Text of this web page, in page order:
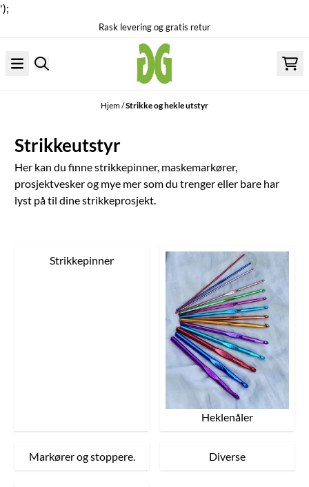
');
Rask levering og gratis retur
Hjem/Strikke og hekle utstyr
Strikkeutstyr
Her kan du finne strikkepinner, maskemarkører,
prosjektvesker og mye mer som du trenger eller bare har
lyst på til dine strikkeprosjekt.
Strikkepinner
Heklenåler
Markører og stoppere. Diverse